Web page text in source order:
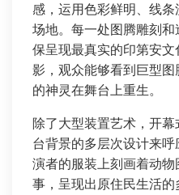
感，运用色彩鲜明、线
场地。每一处图腾雕刻
保呈现最真实的印第安
影，观众能够看到巨型
的神灵在舞台上重生。
除了大型装置艺术，开
台背景的多层次设计来
演者的服装上刻画着动
事，呈现出原住民生活